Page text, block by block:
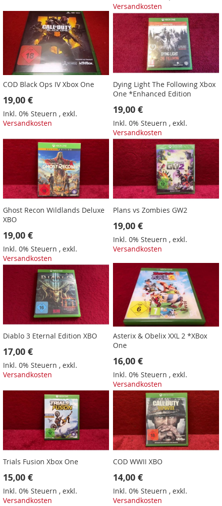
Versandkosten
COD Black Ops IV Xbox One
19,00 €
Inkl. 0% Steuern , exkl.
Versandkosten
Dying Light The Following Xbox
One *Enhanced Edition
19,00 €
Inkl. 0% Steuern ,exkl.
Versandkosten
Ghost Recon Wildlands Deluxe
XBO
19,00 €
Inkl. 0% Steuern , exkl.
Versandkosten
Plans vs Zombies GW2
19,00 €
Inkl. 0% Steuern ,exkl.
Versandkosten
Diablo 3 Eternal Edition XBO
17,00 €
Inkl. 0% Steuern , exkl.
Versandkosten
Asterix & Obelix XXL 2 *XBox
One
16,00 €
Inkl. 0% Steuern ,exkl.
Versandkosten
Trials Fusion Xbox One
15,00 €
Inkl. 0% Steuern , exkl.
Versandkosten
COD WWII XBO
14,00 €
Inkl. 0% Steuern ,exkl.
Versandkosten